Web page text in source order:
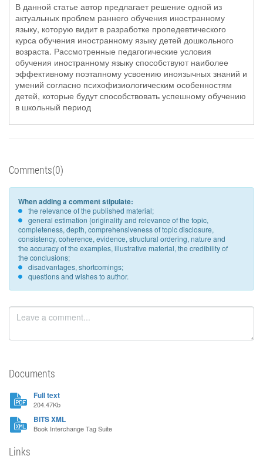
В данной статье автор предлагает решение одной из
актуальных проблем раннего обучения иностранному
языку, которую видит в разработке пропедевтического
курса обучения иностранному языку детей дошкольного
возраста. Рассмотренные педагогические условия
обучения иностранному языку способствуют наиболее
эффективному поэтапному усвоению иноязычных знаний и
умений согласно психофизиологическим особенностям
детей, которые будут способствовать успешному обучению
в школьный период
Comments(0)
When adding a comment stipulate:
the relevance of the published material;
general estimation (originality and relevance of the topic,
completeness, depth, comprehensiveness of topic disclosure,
consistency, coherence, evidence, structural ordering, nature and
the accuracy of the examples, illustrative material, the credibility of
the conclusions;
disadvantages, shortcomings;
questions and wishes to author.
Documents
Full text
204.47Kb
BITS XML
Book Interchange Tag Suite
Links